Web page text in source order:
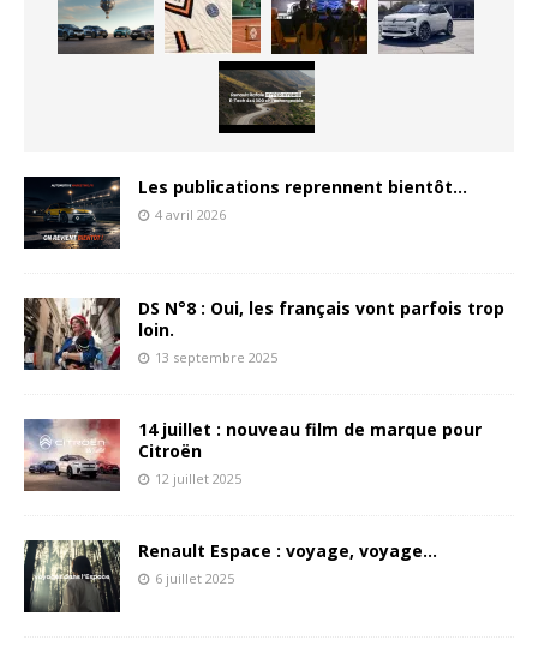
Les publications reprennent bientôt…
4 avril 2026
DS N°8 : Oui, les français vont parfois trop
loin.
13 septembre 2025
14 juillet : nouveau film de marque pour
Citroën
12 juillet 2025
Renault Espace : voyage, voyage…
6 juillet 2025